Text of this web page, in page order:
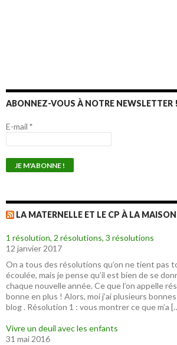
ABONNEZ-VOUS À NOTRE NEWSLETTER !
E-mail *
LA MATERNELLE ET LE CP À LA MAISON
1 résolution, 2 résolutions, 3 résolutions
12 janvier 2017
On a tous des résolutions qu’on ne tient pas
écoulée, mais je pense qu’il est bien de se
chaque nouvelle année. Ce que l’on appelle
bonne en plus ! Alors, moi j’ai plusieurs
blog . Résolution 1 : vous montrer ce que m’a
Vivre un deuil avec les enfants
31 mai 2016